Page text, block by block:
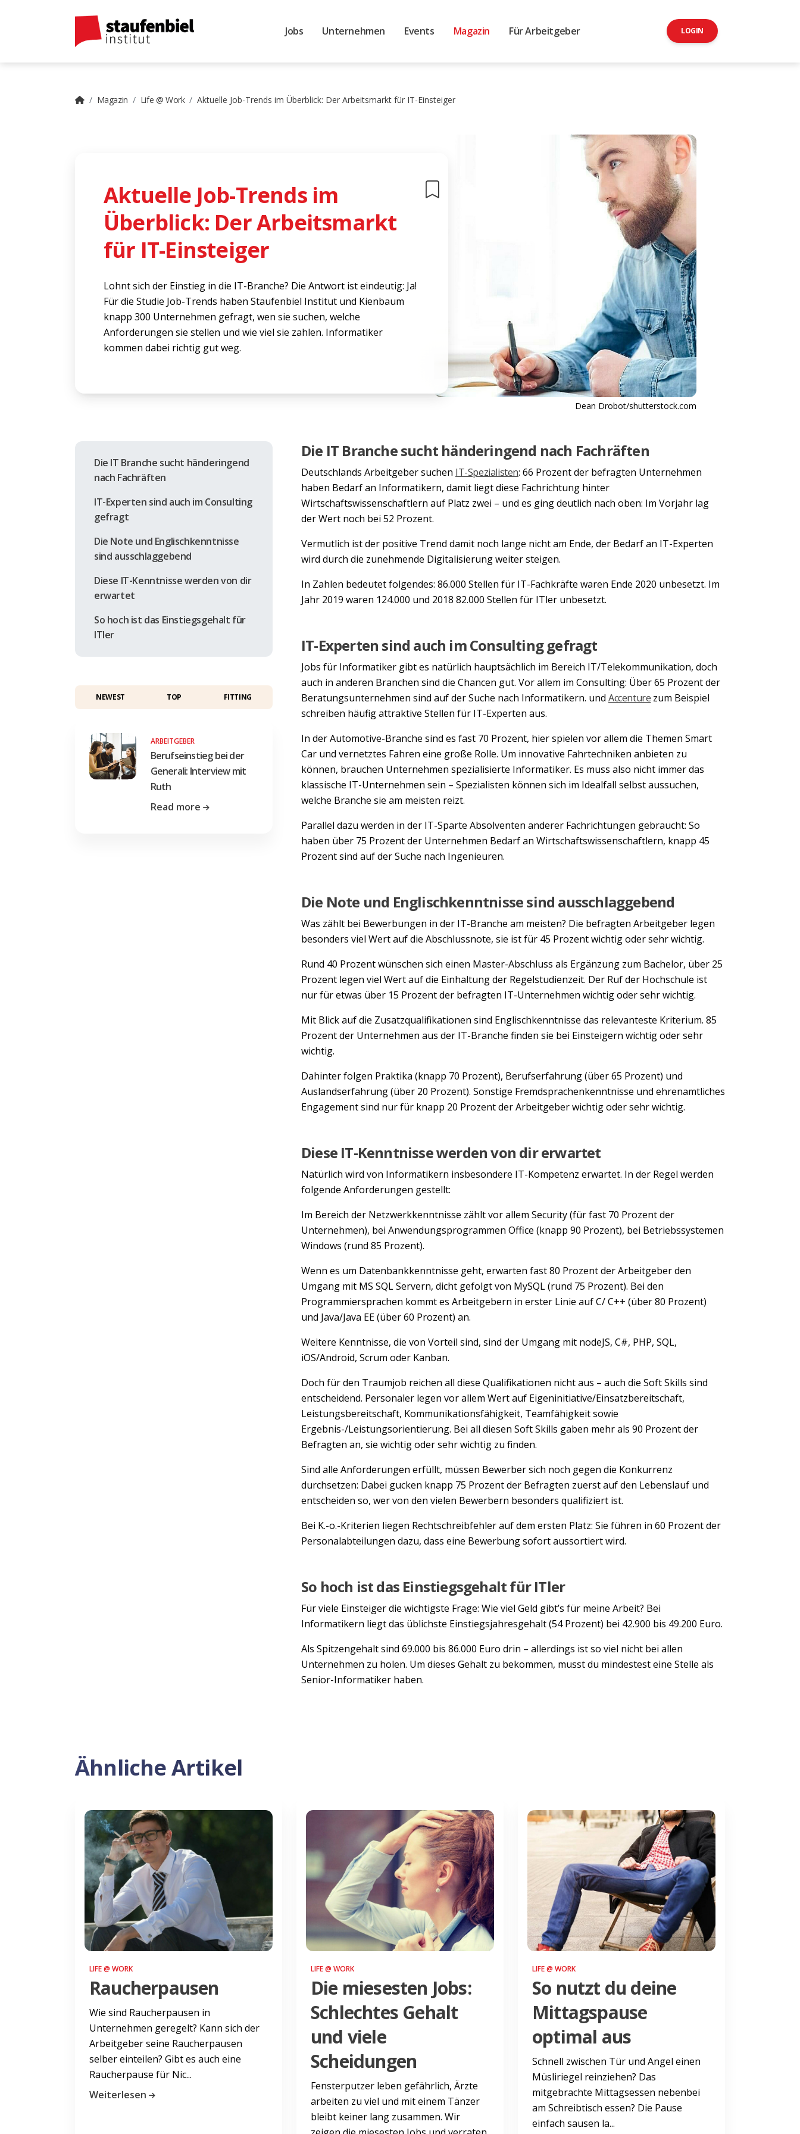
Jobs Unternehmen Events Magazin Für Arbeitgeber LOGIN
Magazin Life @ Work Aktuelle Job-Trends im Überblick: Der Arbeitsmarkt für IT-Einsteiger
Aktuelle Job-Trends im
Überblick: Der Arbeitsmarkt
für IT-Einsteiger
Lohnt sich der Einstieg in die IT-Branche? Die Antwort ist eindeutig: Ja!
Für die Studie Job-Trends haben Staufenbiel Institut und Kienbaum
knapp 300 Unternehmen gefragt, wen sie suchen, welche
Anforderungen sie stellen und wie viel sie zahlen. Informatiker
kommen dabei richtig gut weg.
Dean Drobot/shutterstock.com
Die IT Branche sucht händeringend
nach Fachräften
IT-Experten sind auch im Consulting
gefragt
Die Note und Englischkenntnisse
sind ausschlaggebend
Diese IT-Kenntnisse werden von dir
erwartet
So hoch ist das Einstiegsgehalt für
ITler
NEWEST TOP FITTING
ARBEITGEBER
Berufseinstieg bei der
Generali: Interview mit
Ruth
Read more
Die IT Branche sucht händeringend nach Fachräften
Deutschlands Arbeitgeber suchen IT-Spezialisten: 66 Prozent der befragten Unternehmen
haben Bedarf an Informatikern, damit liegt diese Fachrichtung hinter
Wirtschaftswissenschaftlern auf Platz zwei – und es ging deutlich nach oben: Im Vorjahr lag
der Wert noch bei 52 Prozent.
Vermutlich ist der positive Trend damit noch lange nicht am Ende, der Bedarf an IT-Experten
wird durch die zunehmende Digitalisierung weiter steigen.
In Zahlen bedeutet folgendes: 86.000 Stellen für IT-Fachkräfte waren Ende 2020 unbesetzt. Im
Jahr 2019 waren 124.000 und 2018 82.000 Stellen für ITler unbesetzt.
IT-Experten sind auch im Consulting gefragt
Jobs für Informatiker gibt es natürlich hauptsächlich im Bereich IT/Telekommunikation, doch
auch in anderen Branchen sind die Chancen gut. Vor allem im Consulting: Über 65 Prozent der
Beratungsunternehmen sind auf der Suche nach Informatikern. und Accenture zum Beispiel
schreiben häufig attraktive Stellen für IT-Experten aus.
In der Automotive-Branche sind es fast 70 Prozent, hier spielen vor allem die Themen Smart
Car und vernetztes Fahren eine große Rolle. Um innovative Fahrtechniken anbieten zu
können, brauchen Unternehmen spezialisierte Informatiker. Es muss also nicht immer das
klassische IT-Unternehmen sein – Spezialisten können sich im Idealfall selbst aussuchen,
welche Branche sie am meisten reizt.
Parallel dazu werden in der IT-Sparte Absolventen anderer Fachrichtungen gebraucht: So
haben über 75 Prozent der Unternehmen Bedarf an Wirtschaftswissenschaftlern, knapp 45
Prozent sind auf der Suche nach Ingenieuren.
Die Note und Englischkenntnisse sind ausschlaggebend
Was zählt bei Bewerbungen in der IT-Branche am meisten? Die befragten Arbeitgeber legen
besonders viel Wert auf die Abschlussnote, sie ist für 45 Prozent wichtig oder sehr wichtig.
Rund 40 Prozent wünschen sich einen Master-Abschluss als Ergänzung zum Bachelor, über 25
Prozent legen viel Wert auf die Einhaltung der Regelstudienzeit. Der Ruf der Hochschule ist
nur für etwas über 15 Prozent der befragten IT-Unternehmen wichtig oder sehr wichtig.
Mit Blick auf die Zusatzqualifikationen sind Englischkenntnisse das relevanteste Kriterium. 85
Prozent der Unternehmen aus der IT-Branche finden sie bei Einsteigern wichtig oder sehr
wichtig.
Dahinter folgen Praktika (knapp 70 Prozent), Berufserfahrung (über 65 Prozent) und
Auslandserfahrung (über 20 Prozent). Sonstige Fremdsprachenkenntnisse und ehrenamtliches
Engagement sind nur für knapp 20 Prozent der Arbeitgeber wichtig oder sehr wichtig.
Diese IT-Kenntnisse werden von dir erwartet
Natürlich wird von Informatikern insbesondere IT-Kompetenz erwartet. In der Regel werden
folgende Anforderungen gestellt:
Im Bereich der Netzwerkkenntnisse zählt vor allem Security (für fast 70 Prozent der
Unternehmen), bei Anwendungsprogrammen Office (knapp 90 Prozent), bei Betriebssystemen
Windows (rund 85 Prozent).
Wenn es um Datenbankkenntnisse geht, erwarten fast 80 Prozent der Arbeitgeber den
Umgang mit MS SQL Servern, dicht gefolgt von MySQL (rund 75 Prozent). Bei den
Programmiersprachen kommt es Arbeitgebern in erster Linie auf C/ C++ (über 80 Prozent)
und Java/Java EE (über 60 Prozent) an.
Weitere Kenntnisse, die von Vorteil sind, sind der Umgang mit nodeJS, C#, PHP, SQL,
iOS/Android, Scrum oder Kanban.
Doch für den Traumjob reichen all diese Qualifikationen nicht aus – auch die Soft Skills sind
entscheidend. Personaler legen vor allem Wert auf Eigeninitiative/Einsatzbereitschaft,
Leistungsbereitschaft, Kommunikationsfähigkeit, Teamfähigkeit sowie
Ergebnis-/Leistungsorientierung. Bei all diesen Soft Skills gaben mehr als 90 Prozent der
Befragten an, sie wichtig oder sehr wichtig zu finden.
Sind alle Anforderungen erfüllt, müssen Bewerber sich noch gegen die Konkurrenz
durchsetzen: Dabei gucken knapp 75 Prozent der Befragten zuerst auf den Lebenslauf und
entscheiden so, wer von den vielen Bewerbern besonders qualifiziert ist.
Bei K.-o.-Kriterien liegen Rechtschreibfehler auf dem ersten Platz: Sie führen in 60 Prozent der
Personalabteilungen dazu, dass eine Bewerbung sofort aussortiert wird.
So hoch ist das Einstiegsgehalt für ITler
Für viele Einsteiger die wichtigste Frage: Wie viel Geld gibt’s für meine Arbeit? Bei
Informatikern liegt das üblichste Einstiegsjahresgehalt (54 Prozent) bei 42.900 bis 49.200 Euro.
Als Spitzengehalt sind 69.000 bis 86.000 Euro drin – allerdings ist so viel nicht bei allen
Unternehmen zu holen. Um dieses Gehalt zu bekommen, musst du mindestest eine Stelle als
Senior-Informatiker haben.
Ähnliche Artikel
LIFE @ WORK
Raucherpausen
Wie sind Raucherpausen in
Unternehmen geregelt? Kann sich der
Arbeitgeber seine Raucherpausen
selber einteilen? Gibt es auch eine
Raucherpause für Nic...
Weiterlesen
LIFE @ WORK
Die miesesten Jobs:
Schlechtes Gehalt
und viele
Scheidungen
Fensterputzer leben gefährlich, Ärzte
arbeiten zu viel und mit einem Tänzer
bleibt keiner lang zusammen. Wir
LIFE @ WORK
So nutzt du deine
Mittagspause
optimal aus
Schnell zwischen Tür und Angel einen
Müsliriegel reinziehen? Das
mitgebrachte Mittagsessen nebenbei
am Schreibtisch essen? Die Pause
einfach sausen la...